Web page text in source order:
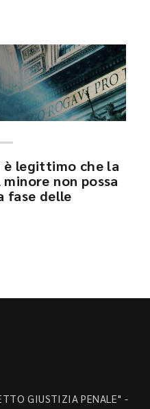
è legittimo che la
non possa
fase delle
GIUSTIZIA PENALE" -